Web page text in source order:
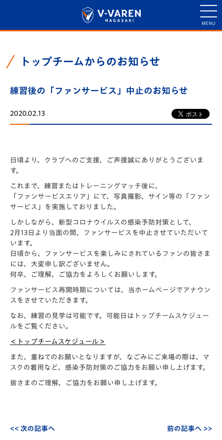
トップチームからのお知らせ
練習後の「ファンサービス」中止のお知らせ
2020.02.13
日頃より、クラブへのご支援、ご声援誠にありがとうございま
す。
これまで、練習またはトレーニングマッチ後に、
「ファンサービスエリア」
にて、写真撮影、サイン等の 「ファン
サービス」
を実施しておりました。
しかしながら、新型コロナウイルスの感染予防対策として、
2月13日より当面の間、
ファンサービスを中止 させていただいて
います。
日頃から、ファンサービスを楽しみにされているファンの皆さま
には、大変申し訳ございません。
何卒、ご理解、ご協力をよろしくお願いします。
ファンサービス再開時期については、当ホームページでアナウン
スをさせていただきます。
なお、練習の見学は可能です。可能日はトップチームスケジュー
ルをご覧ください。
＜トップチームスケジュール＞
また、重ねてのお願いとなりますが、なごみにご来場の際は、マ
スクの着用など、感染予防対策のご協力をお願い申し上げます。
皆さまのご理解、ご協力をお願い申し上げます。
<< 次の記事へ 前の記事へ >>